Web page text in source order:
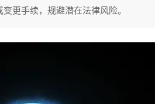
更手续，规避潜在法律风险。